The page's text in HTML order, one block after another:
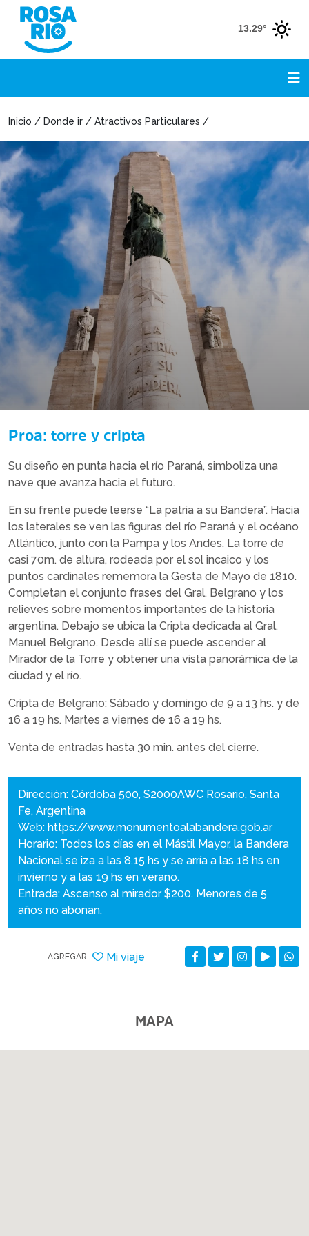
13.29°
Inicio / Donde ir / Atractivos Particulares /
Proa: torre y cripta
Su diseño en punta hacia el río Paraná, simboliza una
nave que avanza hacia el futuro.
En su frente puede leerse “La patria a su Bandera”. Hacia
los laterales se ven las figuras del río Paraná y el océano
Atlántico, junto con la Pampa y los Andes. La torre de
casi 70m. de altura, rodeada por el sol incaico y los
puntos cardinales rememora la Gesta de Mayo de 1810.
Completan el conjunto frases del Gral. Belgrano y los
relieves sobre momentos importantes de la historia
argentina. Debajo se ubica la Cripta dedicada al Gral.
Manuel Belgrano. Desde allí se puede ascender al
Mirador de la Torre y obtener una vista panorámica de la
ciudad y el río.
Cripta de Belgrano: Sábado y domingo de 9 a 13 hs. y de
16 a 19 hs. Martes a viernes de 16 a 19 hs.
Venta de entradas hasta 30 min. antes del cierre.
Dirección: Córdoba 500, S2000AWC Rosario, Santa
Fe, Argentina
Web: https://www.monumentoalabandera.gob.ar
Horario: Todos los días en el Mástil Mayor, la Bandera
Nacional se iza a las 8.15 hs y se arría a las 18 hs en
invierno y a las 19 hs en verano.
Entrada: Ascenso al mirador $200. Menores de 5
años no abonan.
AGREGAR Mi viaje
MAPA